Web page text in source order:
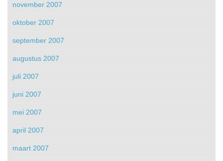
november 2007
oktober 2007
september 2007
augustus 2007
juli 2007
juni 2007
mei 2007
april 2007
maart 2007